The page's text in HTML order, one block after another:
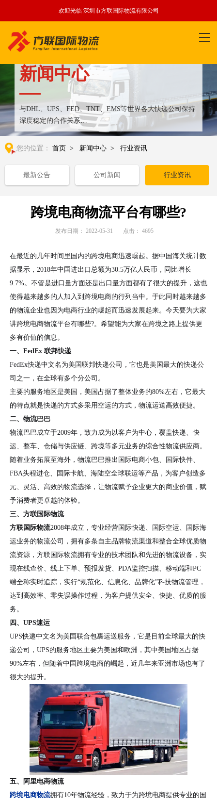
欢迎光临 深圳市方联国际物流有限公司
新闻中心
与DHL、UPS、FED、TNT、EMS等世界各大快递公司保持
深度稳定的合作关系
整合全球优质物流运输资源,满足国内外客户更多个性化需求
您的位置： 首页 > 新闻中心 > 行业资讯
最新公告 公司新闻 行业资讯
跨境电商物流平台有哪些?
发布日期： 2022-05-31 点击： 4695
在最近的几年时间里国内的跨境电商迅速崛起。据中国海关统计数
据显示，2018年中国进出口总额为30.5万亿人民币，同比增长
9.7%。不管是进口量方面还是出口量方面都有了很大的提升，这也
使得越来越多的人加入到跨境电商的行列当中。于此同时越来越多
的物流企业也因为电商行业的崛起而迅速发展起来。今天要为大家
讲跨境电商物流平台有哪些?。希望能为大家在跨境之路上提供更
多有价值的信息。
一、FedEx 联邦快递
FedEx快递中文名为美国联邦快递公司，它也是美国最大的快递公
司之一，在全球有多个分公司。
主要的服务地区是美国，美国占据了整体业务的80%左右，它最大
的特点就是快递的方式多采用空运的方式，物流运送高效便捷。
二、物流巴巴
物流巴巴成立于2009年，致力成为以客户为中心，覆盖快递、快
运、整车、仓储与供应链、跨境等多元业务的综合性物流供应商。
随着业务拓展至海外，物流巴巴推出国际电商小包、国际快件、
FBA头程进仓、国际卡航、海陆空全球联运等产品，为客户创造多
元、灵活、高效的物流选择，让物流赋予企业更大的商业价值，赋
予消费者更卓越的体验。
三、方联国际物流
方联国际物流2008年成立，专业经营国际快递、国际空运、国际海
运业务的物流公司，拥有多条自主品牌物流渠道和整合全球优质物
流资源，方联国际物流拥有专业的技术团队和先进的物流设备，实
现在线查价、线上下单、预报发货、PDA监控扫描、移动端和PC
端全称实时追踪，实行“规范化、信息化、品牌化”科技物流管理，
达到高效率、零失误操作过程，为客户提供安全、快捷、优质的服
务。
四、UPS速运
UPS快递中文名为美国联合包裹运送服务，它是目前全球最大的快
递公司，UPS的服务地区主要为美国和欧洲，其中美国地区占据
90%左右，但随着中国跨境电商的崛起，近几年来亚洲市场也有了
很大的提升。
五、阿里电商物流
跨境电商物流拥有10年物流经验，致力于为跨境电商提供专业的国